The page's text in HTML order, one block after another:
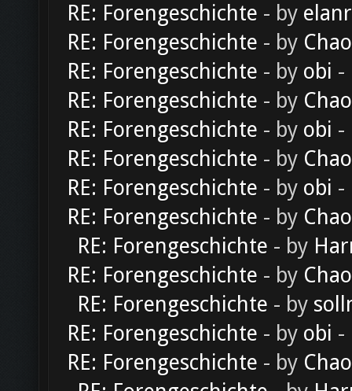
RE: Forengeschichte - by
RE: Forengeschichte - by
RE: Forengeschichte - by obi -
RE: Forengeschichte - by
RE: Forengeschichte - by obi -
RE: Forengeschichte - by
RE: Forengeschichte - by obi -
RE: Forengeschichte - by
RE: Forengeschichte - by
RE: Forengeschichte - by
RE: Forengeschichte - by
RE: Forengeschichte - by obi -
RE: Forengeschichte - by